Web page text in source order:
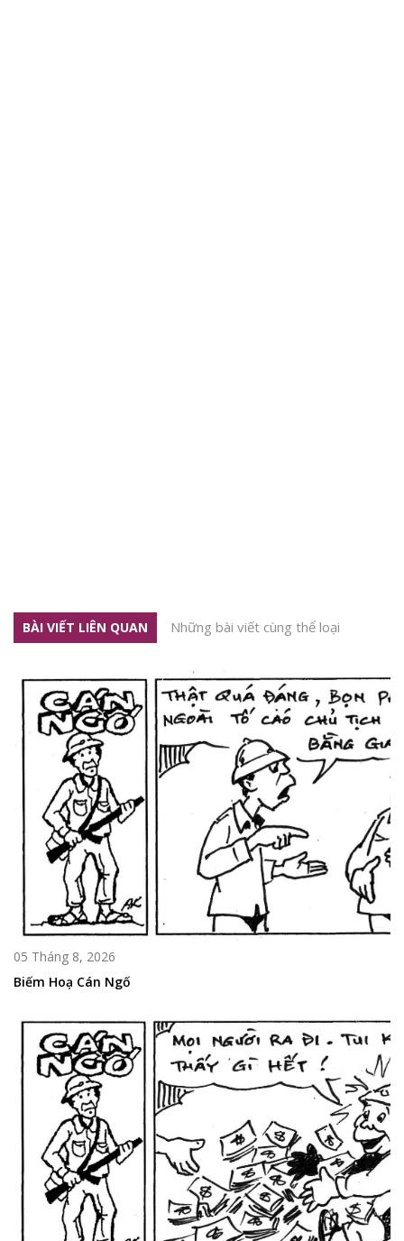
BÀI VIẾT LIÊN QUAN Những bài viết cùng thể loại
05 Tháng 8, 2026
Biếm Hoạ Cán Ngố